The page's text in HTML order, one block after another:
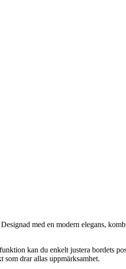
med en modern elegans,
kan du enkelt justera bordets
drar allas uppmärksamhet.